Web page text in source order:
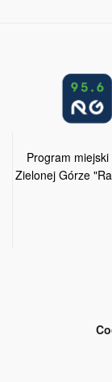
Program
Zielonej Górze